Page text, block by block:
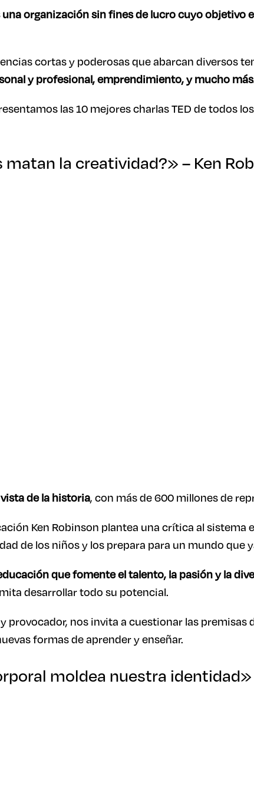
una organización sin fines de lucro cuyo objetivo
cortas y poderosas que abarcan diversos
y profesional, emprendimiento, y mucho más
las 10 mejores charlas TED de todos
matan la creatividad?» – Ken
de la historia, con más de 600 millones de
Ken Robinson plantea una crítica al sistema
de los niños y los prepara para un mundo que
que fomente el talento, la pasión y la
desarrollar todo su potencial.
provocador, nos invita a cuestionar las premisas
formas de aprender y enseñar.
moldea nuestra